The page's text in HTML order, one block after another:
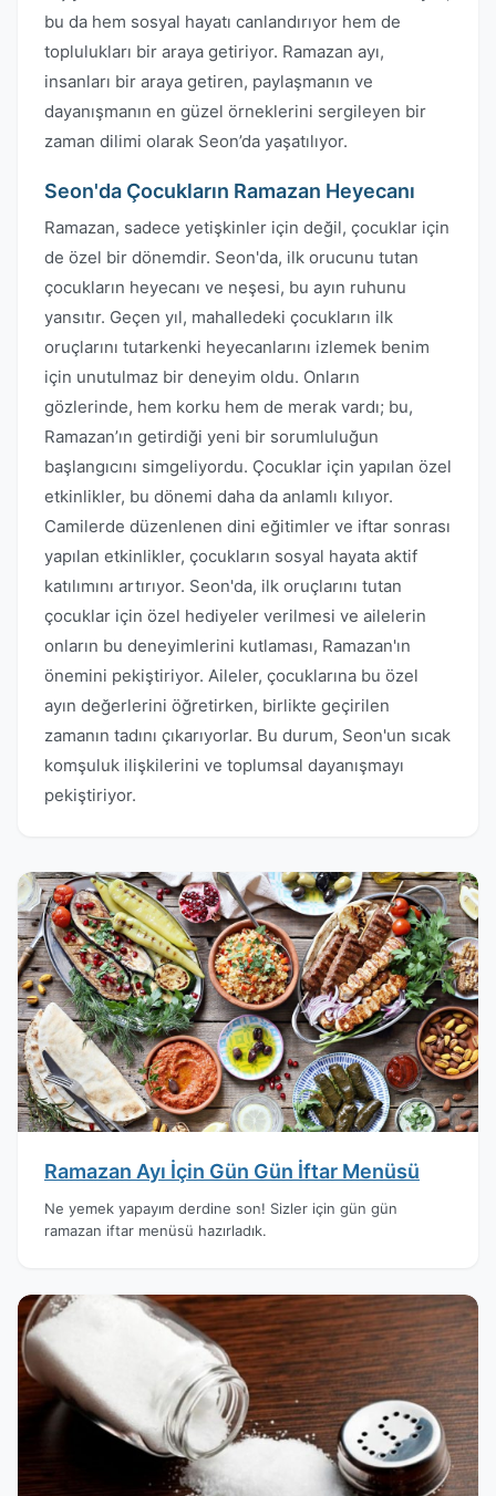
bu da hem sosyal hayatı canlandırıyor hem de
toplulukları bir araya getiriyor. Ramazan ayı,
insanları bir araya getiren, paylaşmanın ve
dayanışmanın en güzel örneklerini sergileyen bir
zaman dilimi olarak Seon’da yaşatılıyor.
Seon'da Çocukların Ramazan Heyecanı
Ramazan, sadece yetişkinler için değil, çocuklar için
de özel bir dönemdir. Seon'da, ilk orucunu tutan
çocukların heyecanı ve neşesi, bu ayın ruhunu
yansıtır. Geçen yıl, mahalledeki çocukların ilk
oruçlarını tutarkenki heyecanlarını izlemek benim
için unutulmaz bir deneyim oldu. Onların
gözlerinde, hem korku hem de merak vardı; bu,
Ramazan’ın getirdiği yeni bir sorumluluğun
başlangıcını simgeliyordu. Çocuklar için yapılan özel
etkinlikler, bu dönemi daha da anlamlı kılıyor.
Camilerde düzenlenen dini eğitimler ve iftar sonrası
yapılan etkinlikler, çocukların sosyal hayata aktif
katılımını artırıyor. Seon'da, ilk oruçlarını tutan
çocuklar için özel hediyeler verilmesi ve ailelerin
onların bu deneyimlerini kutlaması, Ramazan'ın
önemini pekiştiriyor. Aileler, çocuklarına bu özel
ayın değerlerini öğretirken, birlikte geçirilen
zamanın tadını çıkarıyorlar. Bu durum, Seon'un sıcak
komşuluk ilişkilerini ve toplumsal dayanışmayı
pekiştiriyor.
Ramazan Ayı İçin Gün Gün İftar Menüsü
Ne yemek yapayım derdine son! Sizler için gün gün
ramazan iftar menüsü hazırladık.